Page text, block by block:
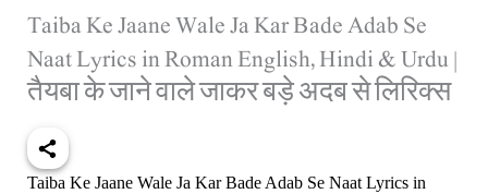
Taiba Ke Jaane Wale Ja Kar Bade Adab Se
Naat Lyrics in Roman English, Hindi & Urdu |
तैयबा के जाने वाले जाकर बड़े अदब से लिरिक्स
Taiba Ke Jaane Wale Ja Kar Bade Adab Se Naat Lyrics in